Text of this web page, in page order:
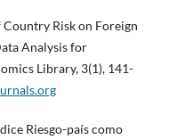
Country Risk on Foreign
Analysis for
Library, 3(1), 141-
Riesgo-país como